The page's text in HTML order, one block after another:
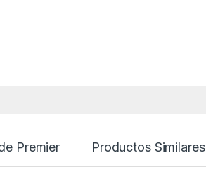
Premier Productos Similares